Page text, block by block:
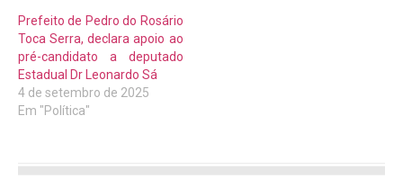
Prefeito de Pedro do Rosário
Toca Serra, declara apoio ao
pré-candidato a deputado
Estadual Dr Leonardo Sá
4 de setembro de 2025
Em "Política"